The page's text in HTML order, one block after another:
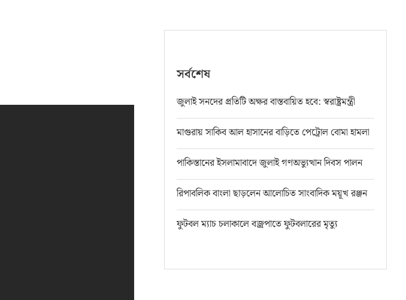
সর্বশেষ
জুলাই সনদের প্রতিটি অক্ষর বাস্তবায়িত হবে: স্বরাষ্ট্রমন্ত্রী
মাগুরায় সাকিব আল হাসানের বাড়িতে পেট্রোল বোমা হামলা
পাকিস্তানের ইসলামাবাদে জুলাই গণঅভ্যুত্থান দিবস পালন
রিপাবলিক বাংলা ছাড়লেন আলোচিত সাংবাদিক ময়ূখ রঞ্জন
ফুটবল ম্যাচ চলাকালে বজ্রপাতে ফুটবলারের মৃত্যু